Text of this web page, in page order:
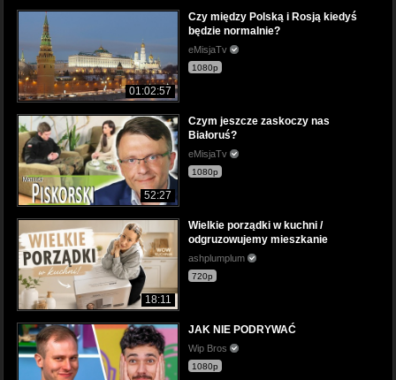
01:02:57
Czy między Polską i Rosją kiedyś
będzie normalnie?
eMisjaTv
1080p
52:27
Czym jeszcze zaskoczy nas
Białoruś?
eMisjaTv
1080p
18:11
Wielkie porządki w kuchni /
odgruzowujemy mieszkanie
ashplumplum
720p
JAK NIE PODRYWAĆ
Wip Bros
1080p